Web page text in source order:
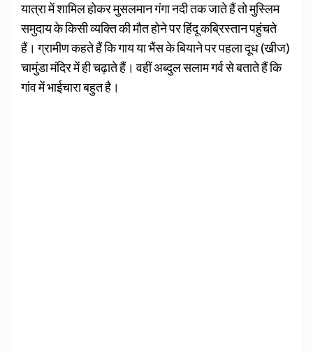
यात्रा में शामिल होकर मुसलमान गंगा नदी तक जाते हैं तो मुस्लिम
समुदाय के किसी व्यक्ति की मौत होने पर हिंदू कब्रिस्तान पहुंचते
हैं। ग्रामीण कहते हैं कि गाय या भैंस के बियाने पर पहला दूध (खीज)
चामुंडा मंदिर में ही चढ़ाते हैं। वहीं अब्दुल सलाम गर्व से बताते हैं कि
गांव में भाईचारा बहुत है।